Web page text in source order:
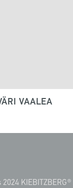
VAALEA
KIEBITZBERG®